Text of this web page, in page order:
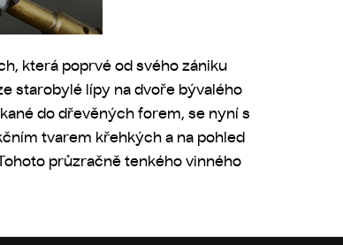
která poprvé od svého zániku
starobylé lípy na dvoře bývalého
do dřevěných forem, se nyní s
tvarem křehkých a na pohled
průzračně tenkého vinného